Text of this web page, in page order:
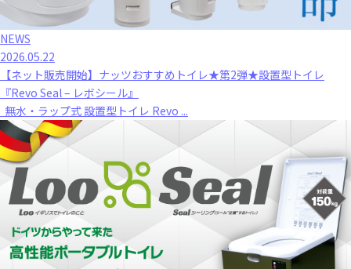
NEWS
2026.05.22
【ネット販売開始】ナッツおすすめトイレ★第2弾★設置型トイレ
『Revo Seal – レボシール』
無水・ラップ式 設置型トイレ Revo ...